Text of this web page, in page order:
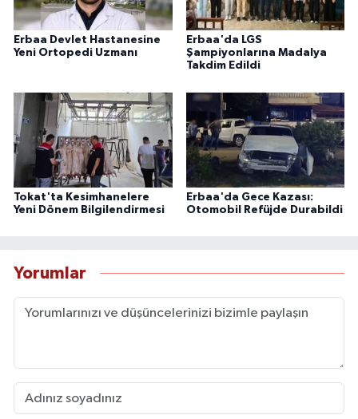
Erbaa Devlet Hastanesine
Yeni Ortopedi Uzmanı
Erbaa'da LGS
Şampiyonlarına Madalya
Takdim Edildi
Tokat'ta Kesimhanelere
Yeni Dönem Bilgilendirmesi
Erbaa'da Gece Kazası:
Otomobil Refüjde Durabildi
Yorumlar